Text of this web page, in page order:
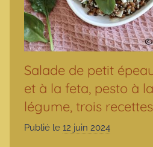
Salade de petit
et à la feta, pesto à
légume, trois
Publié le 12 juin 2024